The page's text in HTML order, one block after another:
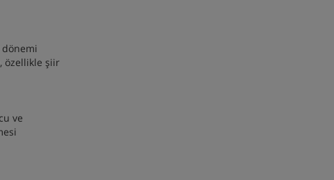
dönemi
özellikle şiir
ve